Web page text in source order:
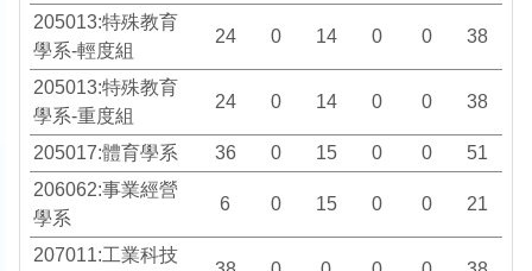
205013:特殊教育
學系-輕度組
24 0 14 0 0 38
205013:特殊教育
學系-重度組
24 0 14 0 0 38
205017:體育學系 36 0 15 0 0
51
206062:事業經營
學系
6 0 15 0 0 21
207011:工業科技